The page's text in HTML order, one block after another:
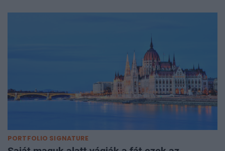
PORTFOLIO SIGNATURE